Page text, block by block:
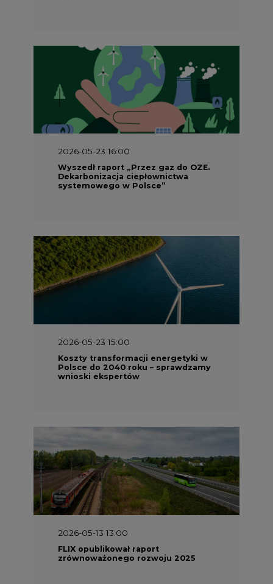
2026-05-23 16:00
Wyszedł raport „Przez gaz do OZE.
Dekarbonizacja ciepłownictwa
systemowego w Polsce”
2026-05-23 15:00
Koszty transformacji energetyki w
Polsce do 2040 roku – sprawdzamy
wnioski ekspertów
2026-05-13 13:00
FLIX opublikował raport
zrównoważonego rozwoju 2025